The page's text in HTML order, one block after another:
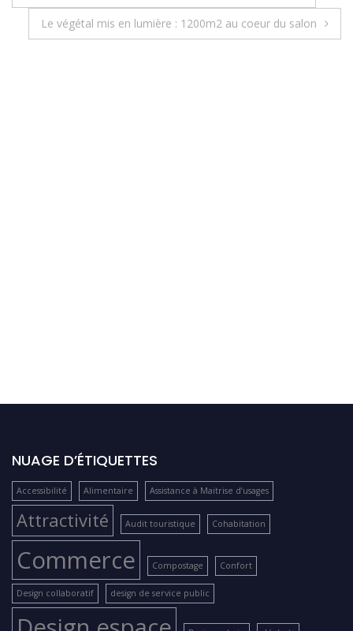
Le végétal mis en lumière : 1200m2 au coeur du salon
NUAGE D’ÉTIQUETTES
Accessibilité Alimentaire Assistance à Maitrise d’usages
Attractivité Audit touristique Cohabitation
Commerce Compostage Confort
Design collaboratif design de service public